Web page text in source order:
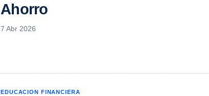
Ahorro
7 Abr 2026
EDUCACION FINANCIERA